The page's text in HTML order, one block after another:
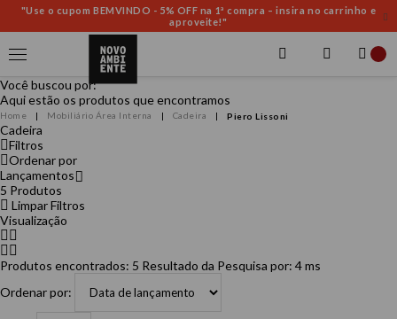
"Use o cupom BEMVINDO - 5% OFF na 1ª compra – insira no carrinho e
aproveite!"
Você buscou por:
Aqui estão os produtos que encontramos
Mobiliário Área Interna Cadeira Piero Lissoni
Cadeira
Filtros
Ordenar por
Lançamentos
5 Produtos
Limpar Filtros
Visualização
Produtos encontrados: 5 Resultado da Pesquisa por: 4 ms
Ordenar por: